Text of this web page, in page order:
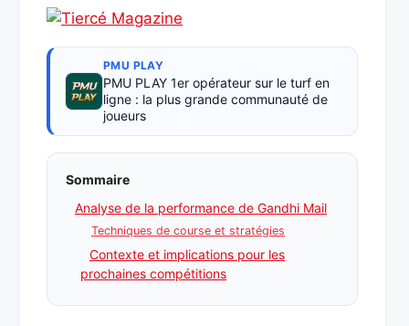
PMU PLAY
PMU PLAY 1er opérateur sur le turf en
ligne : la plus grande communauté de
joueurs
Sommaire
Analyse de la performance de Gandhi Mail
Techniques de course et stratégies
Contexte et implications pour les
prochaines compétitions